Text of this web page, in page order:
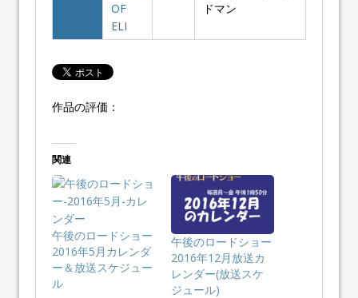
OF
ELI
ドマン
作品の評価：
関連
午後のロードショー
2016年5月カレンダ
ー＆放送スケジュー
ル
午後のロードショー
2016年12月放送カ
レンダー(放送スケ
ジュール)